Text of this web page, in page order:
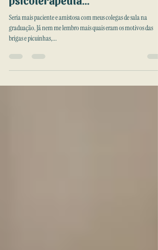
minha trajetória como
psicoterapeuta...
Seria mais paciente e amistosa com meus colegas de sala na
brigas e picuinhas,...